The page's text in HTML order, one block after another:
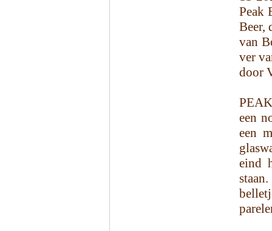
Peak
Beer,
van
ver
door
een
een
eind